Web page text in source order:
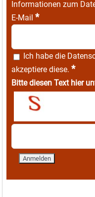
Informationen zum
E-Mail *
Ich habe die
akzeptiere diese. *
Bitte diesen Text hier